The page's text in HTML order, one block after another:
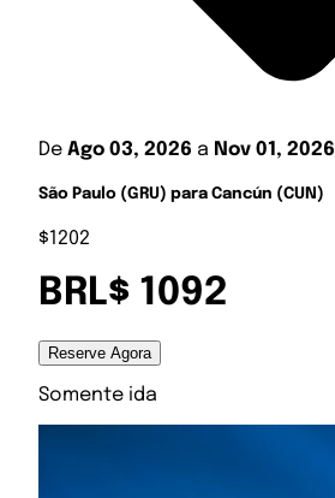
De Ago 03, 2026 a Nov 01, 2026
São Paulo (GRU) para Cancún (CUN)
$1202
BRL$ 1092
Reserve Agora
Somente ida